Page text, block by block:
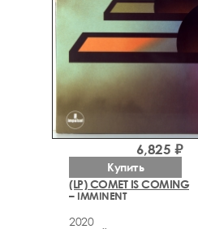
(LP) COMET IS COMING
– IMMINENT
2020
6,825 ₽
Купить